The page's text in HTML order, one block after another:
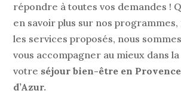
répondre à toutes vos demandes !
en savoir plus sur nos
les services proposés, nous
vous accompagner au mieux dans
votre séjour bien-être en
d’Azur.